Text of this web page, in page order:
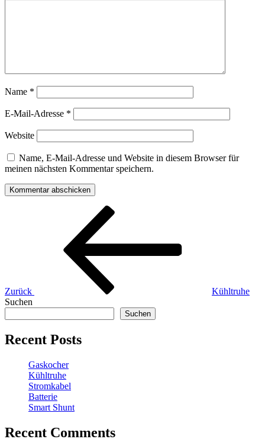
Name *
E-Mail-Adresse *
Website
Name, E-Mail-Adresse und Website in diesem Browser für
meinen nächsten Kommentar speichern.
Beitragsnavigation
Zurück
Kühltruhe
Suchen
Suchen
Recent Posts
Gaskocher
Kühltruhe
Stromkabel
Batterie
Smart Shunt
Recent Comments